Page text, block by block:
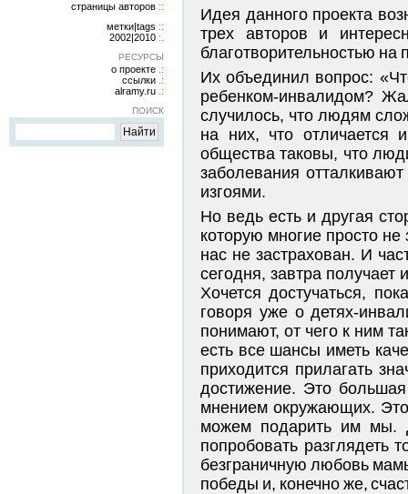
страницы авторов
метки|tags
2002|2010
РЕСУРСЫ
о проекте
ссылки
alramy.ru
ПОИСК
Идея данного проекта
трех авторов и
благотворительностью
Их объединил вопрос:
ребенком-инвалидом?
случилось, что людям
на них, что отличается
общества таковы, что
заболевания
изгоями.
Но ведь есть и другая
которую многие просто
нас не застрахован. И
сегодня, завтра получает
Хочется достучаться,
говоря уже о детях-
понимают, от чего к ним
есть все шансы иметь
приходится прилагать
достижение. Это
мнением окружающих.
можем подарить им мы.
попробовать разглядеть
безграничную любовь
победы и, конечно же,